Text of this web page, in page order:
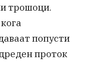
трошоци.
попусти
проток